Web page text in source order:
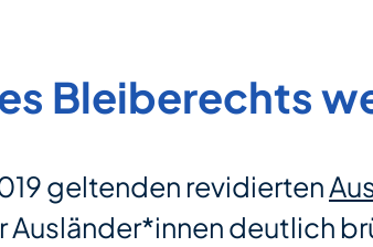
Bleiberechts
geltenden revidierten
Ausländer*innen deutlich